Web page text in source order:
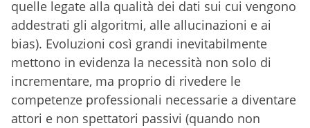
quelle legate alla qualità dei dati sui cui vengono
addestrati gli algoritmi, alle allucinazioni e ai
bias). Evoluzioni così grandi inevitabilmente
mettono in evidenza la necessità non solo di
incrementare, ma proprio di rivedere le
competenze professionali necessarie a diventare
attori e non spettatori passivi (quando non